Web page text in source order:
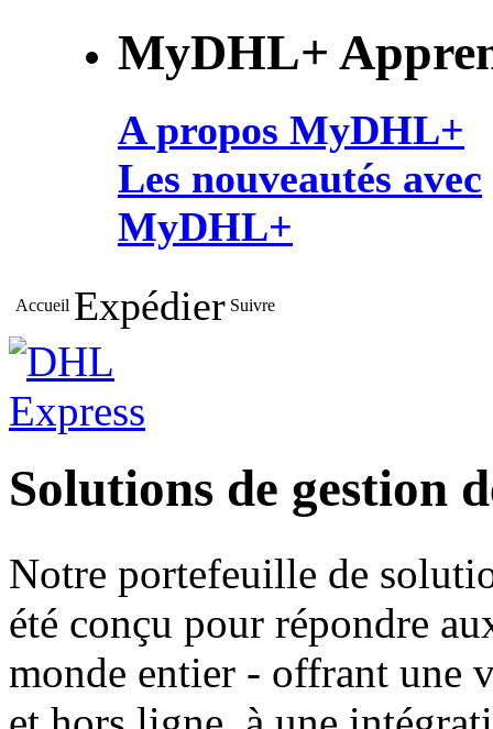
MyDHL+
A propos MyDHL+
Les nouveautés avec
MyDHL+
Accueil Expédier Suivre
Solutions de gestion
Notre portefeuille de
été conçu pour répondre
monde entier - offrant une